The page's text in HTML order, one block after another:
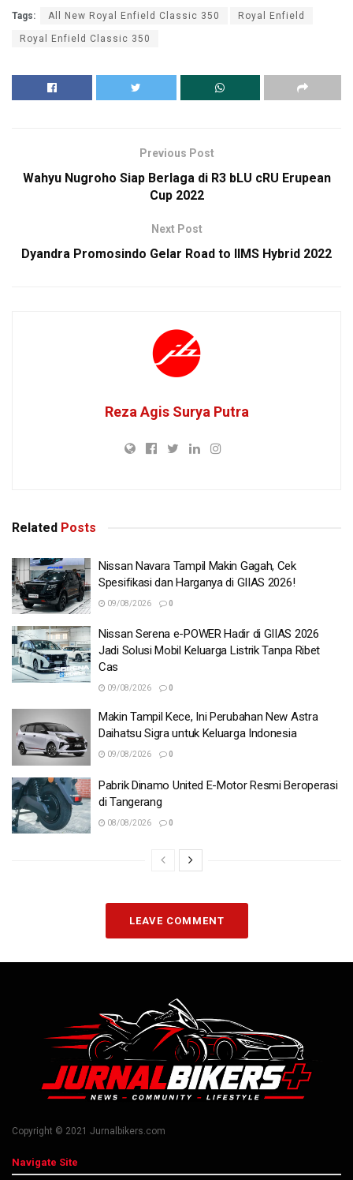
Tags: All New Royal Enfield Classic 350 Royal Enfield
Royal Enfield Classic 350
Previous Post
Wahyu Nugroho Siap Berlaga di R3 bLU cRU Erupean
Cup 2022
Next Post
Dyandra Promosindo Gelar Road to IIMS Hybrid 2022
Reza Agis Surya Putra
Related Posts
Nissan Navara Tampil Makin Gagah, Cek
Spesifikasi dan Harganya di GIIAS 2026!
09/08/2026 0
Nissan Serena e-POWER Hadir di GIIAS 2026
Jadi Solusi Mobil Keluarga Listrik Tanpa Ribet
Cas
09/08/2026 0
Makin Tampil Kece, Ini Perubahan New Astra
Daihatsu Sigra untuk Keluarga Indonesia
09/08/2026 0
Pabrik Dinamo United E-Motor Resmi Beroperasi
di Tangerang
08/08/2026 0
LEAVE COMMENT
Copyright © 2021 Jurnalbikers.com
Navigate Site